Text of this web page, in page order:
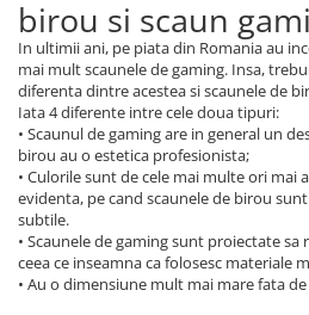
birou si scaun
In ultimii ani, pe piata din Romania au
mai mult scaunele de gaming. Insa,
diferenta dintre acestea si scaunele de
Iata 4 diferente intre cele doua tipuri:
• Scaunul de gaming are in general un
birou au o estetica profesionista;
• Culorile sunt de cele mai multe ori mai
evidenta, pe cand scaunele de birou
subtile.
• Scaunele de gaming sunt proiectate
ceea ce inseamna ca folosesc materiale
• Au o dimensiune mult mai mare fata